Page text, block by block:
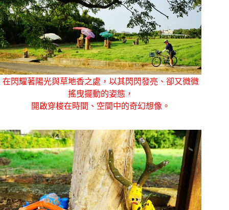
在閃耀著陽光與草地香之處，以其閃閃發亮、卻又微微
搖曳擺動的姿態，
開啟穿梭在時間、空間中的奇幻想像。